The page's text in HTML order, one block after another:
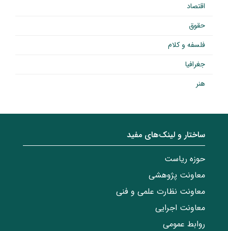
اقتصاد
حقوق
فلسفه و کلام
جغرافیا
هنر
ساختار‌‌ و‌‌ لینک‌های مفید
حوزه ریاست
معاونت پژوهشی
معاونت نظارت علمی و فنی
معاونت اجرایی
روابط عمومی